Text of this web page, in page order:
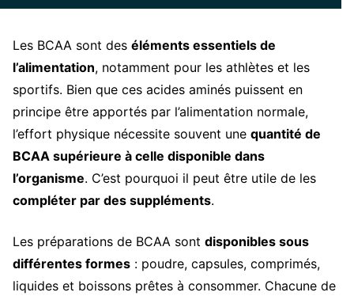
Les BCAA sont des éléments essentiels de
l’alimentation, notamment pour les athlètes et les
sportifs. Bien que ces acides aminés puissent en
principe être apportés par l’alimentation normale,
l’effort physique nécessite souvent une quantité de
BCAA supérieure à celle disponible dans
l’organisme. C’est pourquoi il peut être utile de les
compléter par des suppléments.
Les préparations de BCAA sont disponibles sous
différentes formes : poudre, capsules, comprimés,
liquides et boissons prêtes à consommer. Chacune de